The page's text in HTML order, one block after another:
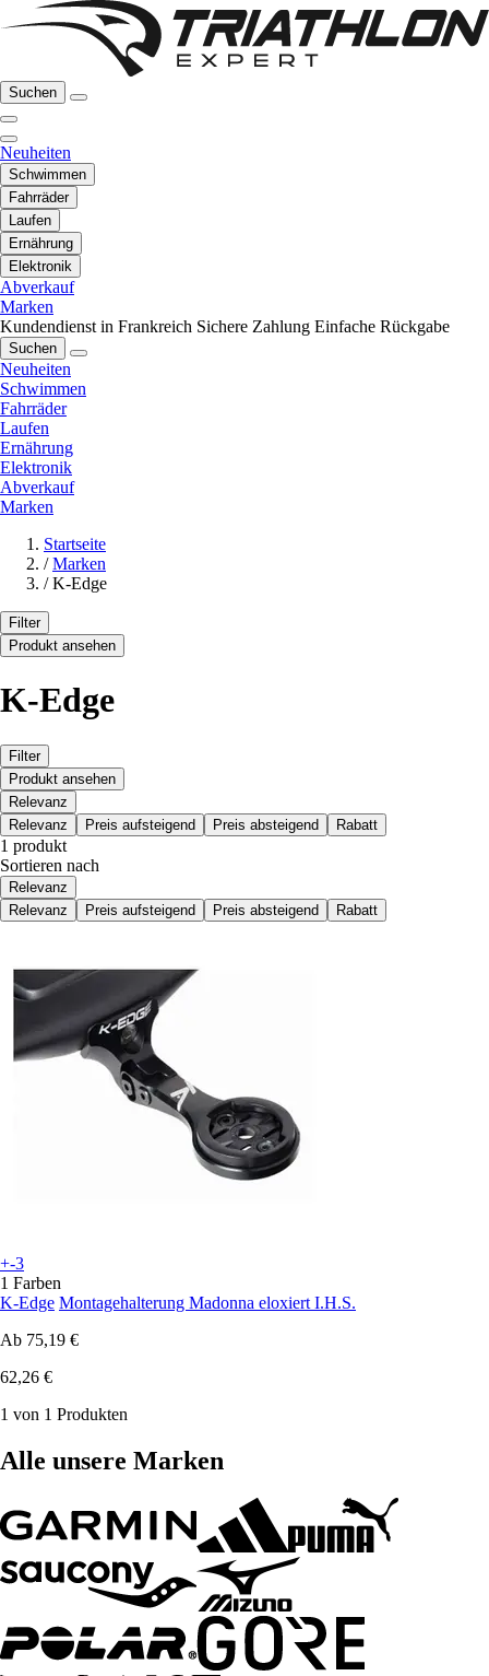
Suchen
Neuheiten
Schwimmen
Fahrräder
Laufen
Ernährung
Elektronik
Abverkauf
Marken
Kundendienst in Frankreich Sichere Zahlung Einfache Rückgabe
Suchen
Neuheiten
Schwimmen
Fahrräder
Laufen
Ernährung
Elektronik
Abverkauf
Marken
Startseite
/ Marken
/ K-Edge
Filter
Produkt ansehen
K-Edge
Filter
Produkt ansehen
Relevanz
Relevanz
Preis aufsteigend Preis absteigend Rabatt
1 produkt
Sortieren nach
Relevanz
Relevanz
Preis aufsteigend Preis absteigend Rabatt
+-3
1 Farben
K-Edge Montagehalterung Madonna eloxiert I.H.S.
Ab 75,19 €
62,26 €
1 von 1 Produkten
Alle unsere Marken